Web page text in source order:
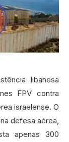
libanesa
FPV contra
israelense. O
defesa aérea,
apenas 300